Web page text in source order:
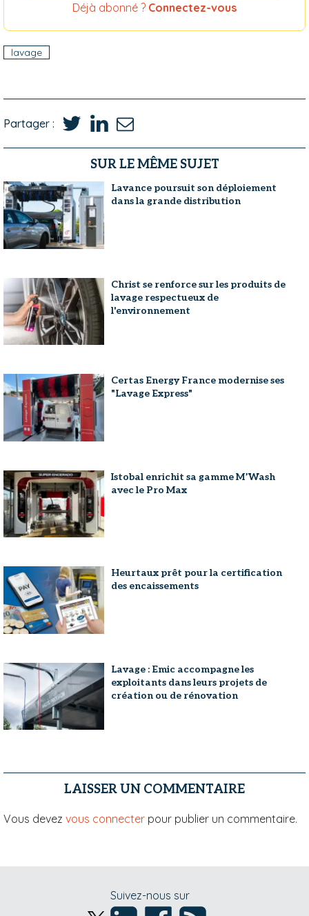
Déjà abonné ? Connectez-vous
lavage
Partager :
SUR LE MÊME SUJET
Lavance poursuit son déploiement
dans la grande distribution
Christ se renforce sur les produits de
lavage respectueux de
l'environnement
Certas Energy France modernise ses
"Lavage Express"
Istobal enrichit sa gamme M’Wash
avec le Pro Max
Heurtaux prêt pour la certification
des encaissements
Lavage : Emic accompagne les
exploitants dans leurs projets de
création ou de rénovation
LAISSER UN COMMENTAIRE
Vous devez vous connecter pour publier un commentaire.
Suivez-nous sur